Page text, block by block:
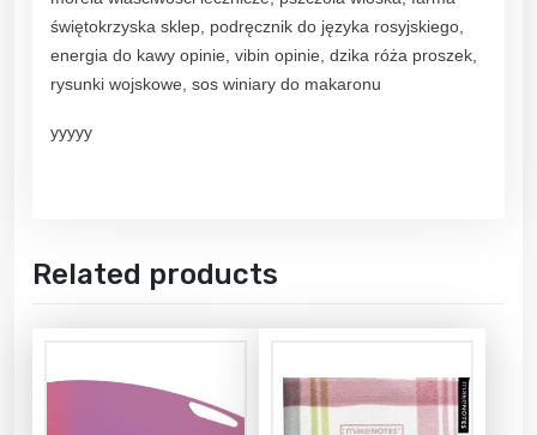
świętokrzyska sklep, podręcznik do języka rosyjskiego,
energia do kawy opinie, vibin opinie, dzika róża proszek,
rysunki wojskowe, sos winiary do makaronu
yyyyy
Related products